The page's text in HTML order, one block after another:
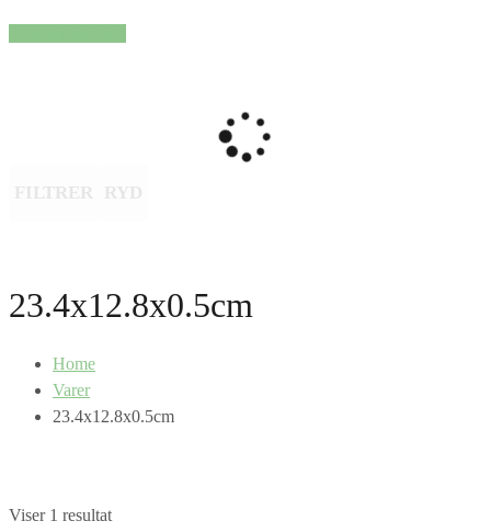
23.4x12.8x0.5cm
Home
Varer
23.4x12.8x0.5cm
Viser 1 resultat